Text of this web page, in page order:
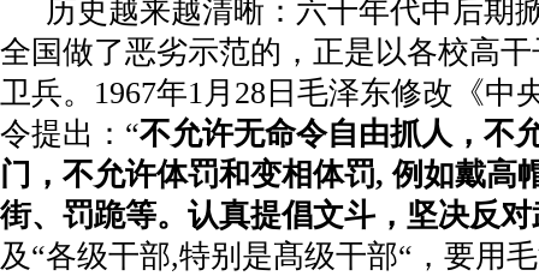
历史越来越清晰：六十年代中后期
全国做了恶劣示范的，正是以各校高
卫兵。 1967年1月 28 日毛泽东修改《中
令提出：“不允许无命令自由抓人，不
门，不允许体罚和变相体罚,例如戴高
街、罚跪等。认真提倡文斗，坚决反对
及“各级干部,特别是髙级干部“，要用